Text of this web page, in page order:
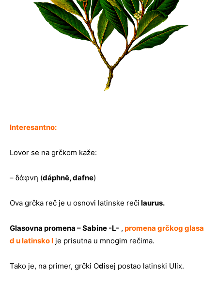
Interesantno:
Lovor se na grčkom kaže:
– δάφνη (dáphnē, dafne)
Ova grčka reč je u osnovi latinske reči laurus.
Glasovna promena – Sabine -L- , promena grčkog glasa
d u latinsko l je prisutna u mnogim rečima.
Tako je, na primer, grčki Odisej postao latinski Ulix.